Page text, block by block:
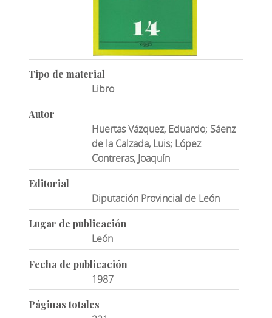
Tipo de material
Libro
Autor
Huertas Vázquez, Eduardo; Sáenz
de la Calzada, Luis; López
Contreras, Joaquín
Editorial
Diputación Provincial de León
Lugar de publicación
León
Fecha de publicación
1987
Páginas totales